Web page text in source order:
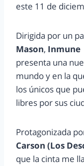
este 11 de
Dirigida por un
Mason, Inmune
presenta una
mundo y en la
los únicos que
libres por sus
Protagonizada
Carson (Los
que la cinta me